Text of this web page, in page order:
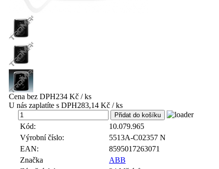
Cena bez DPH234 Kč / ks
U nás zaplatíte s DPH283,14 Kč / ks
Kód:
10.079.965
Výrobní číslo:
5513A-C02357 N
EAN:
8595017263071
Značka
ABB